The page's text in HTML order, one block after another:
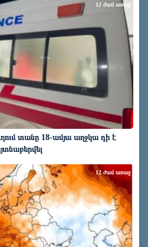
տանը 18-ամյա աղջկա դի է
12 ժամ առաջ
12 ժամ առաջ